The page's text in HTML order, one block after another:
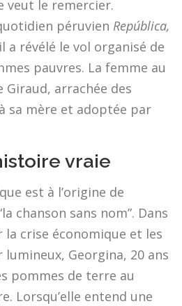
veut le remercier.
péruvien República,
il a révélé le vol organisé de
pauvres. La femme au
Giraud, arrachée des
sa mère et adoptée par
vraie
est à l’origine de
chanson sans nom”. Dans
la crise économique et les
Georgina, 20 ans
pommes de terre au
Lorsqu’elle entend une